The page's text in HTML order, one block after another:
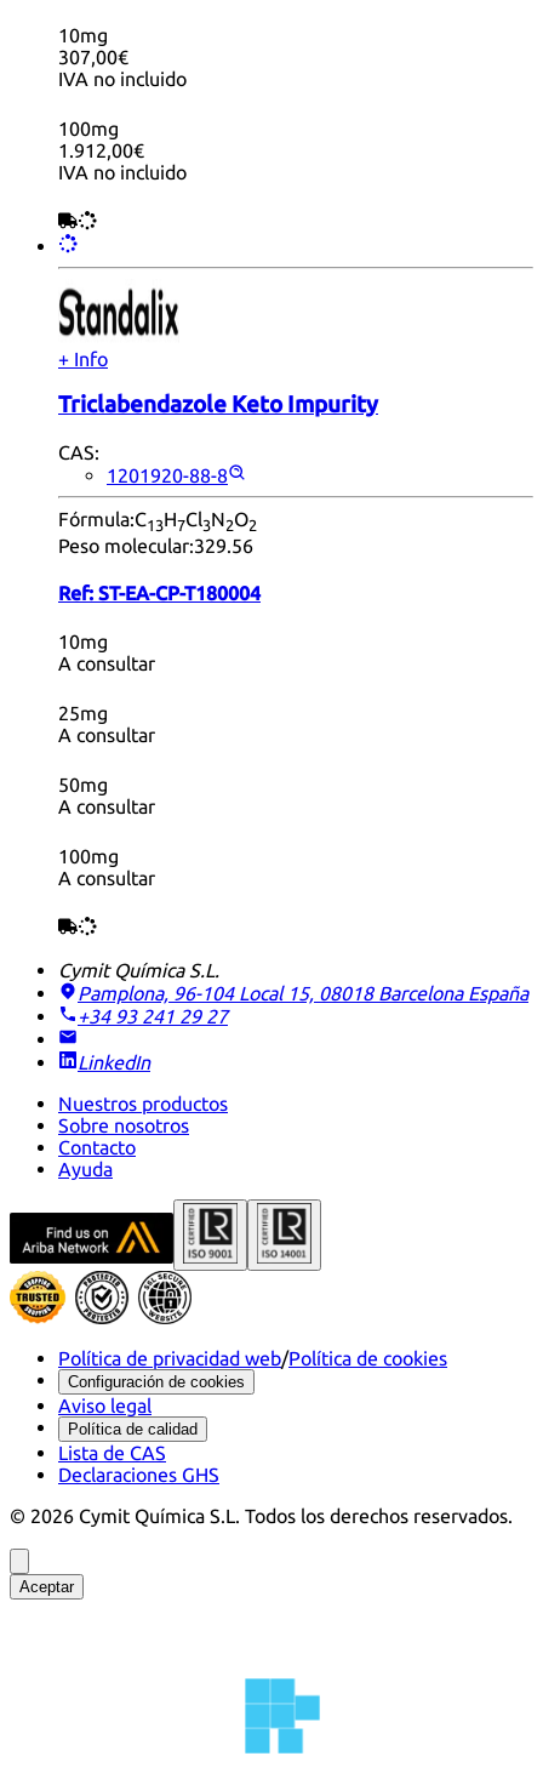
10mg
307,00€
IVA no incluido
100mg
1.912,00€
IVA no incluido
+ Info
Triclabendazole Keto Impurity
CAS:
1201920-88-8
Fórmula:C13H7Cl3N2O2
Peso molecular:329.56
Ref: ST-EA-CP-T180004
10mg
A consultar
25mg
A consultar
50mg
A consultar
100mg
A consultar
Cymit Química S.L.
Pamplona, 96-104 Local 15, 08018 Barcelona España
+34 93 241 29 27
LinkedIn
Nuestros productos
Sobre nosotros
Contacto
Ayuda
Política de privacidad web/Política de cookies
Configuración de cookies
Aviso legal
Política de calidad
Lista de CAS
Declaraciones GHS
© 2026 Cymit Química S.L. Todos los derechos reservados.
Aceptar